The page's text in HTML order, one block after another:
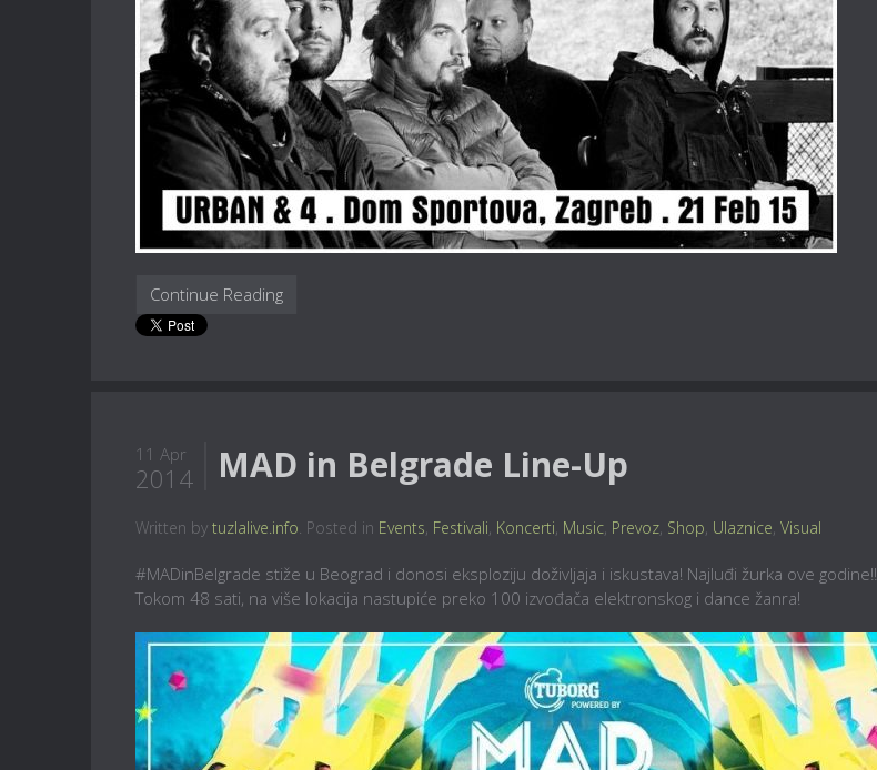
Continue Reading
11 Apr
2014 MAD in Belgrade Line-Up
Written by tuzlalive.info. Posted in Events, Festivali, Koncerti, Music, Prevoz, Shop, Ulaznice, Visual
#MADinBelgrade stiže u Beograd i donosi eksploziju doživljaja i iskustava! Najluđi žurka ove godine!!
Tokom 48 sati, na više lokacija nastupiće preko 100 izvođača elektronskog i dance žanra!